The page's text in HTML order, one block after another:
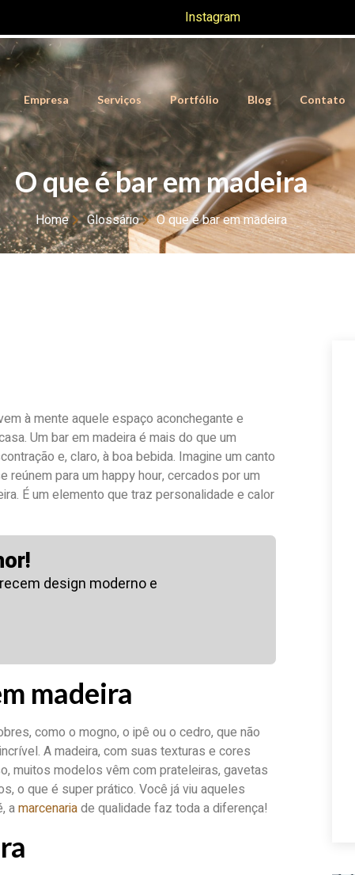
Instagram
Empresa Serviços Portfólio Blog Contato
O que é bar em madeira
Home Glossário O que é bar em madeira
à mente aquele espaço aconchegante e
Um bar em madeira é mais do que um
e, claro, à boa bebida. Imagine um canto
reúnem para um happy hour, cercados por um
É um elemento que traz personalidade e calor
design moderno e
madeira
como o mogno, o ipê ou o cedro, que não
A madeira, com suas texturas e cores
muitos modelos vêm com prateleiras, gavetas
o que é super prático. Você já viu aqueles
amarcenariade qualidade faz toda a diferença!